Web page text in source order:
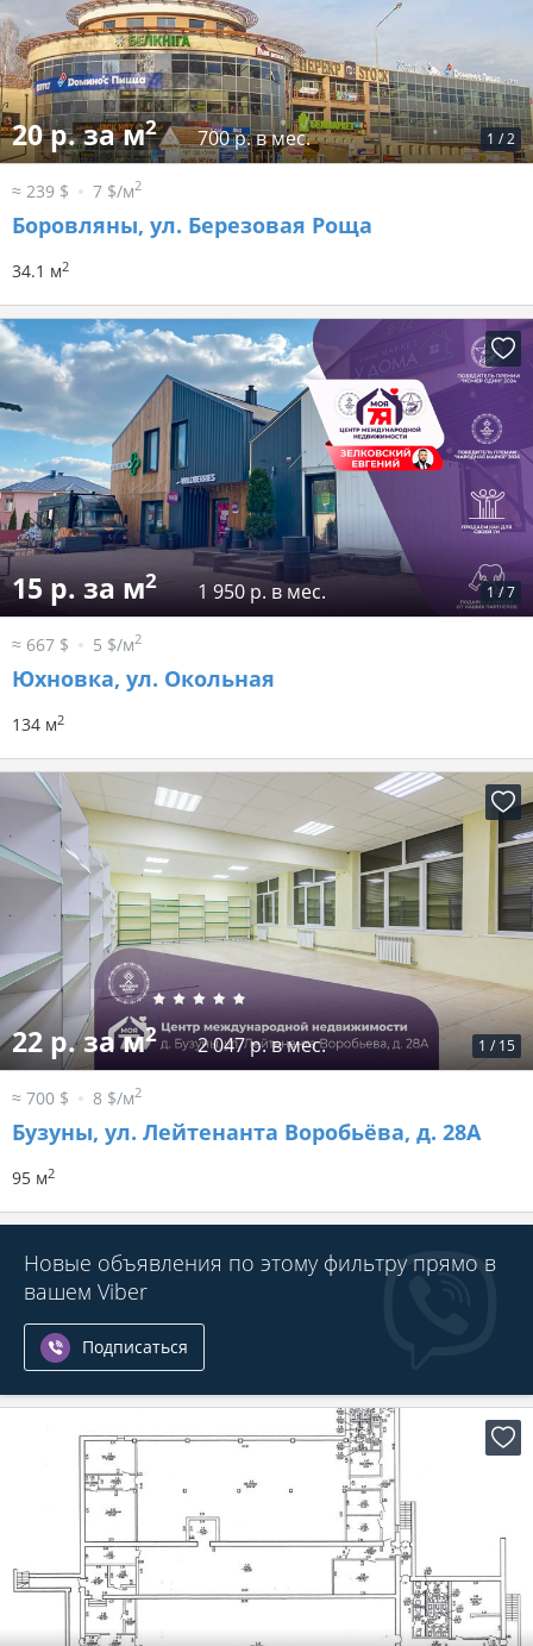
1 /2
20 р. за м2 700 р. в мес.
≈ 239 $ 7 $/м2
Боровляны, ул. Березовая Роща
34.1 м2
1 /7
15 р. за м2 1 950 р. в мес.
≈ 667 $ 5 $/м2
Юхновка, ул. Окольная
134 м2
1 / 15
22 р. за м2 2 047 р. в мес.
≈ 700 $ 8 $/м2
Бузуны, ул. Лейтенанта Воробьёва, д. 28А
95 м2
Новые объявления по этому фильтру прямо в
вашем Viber
Подписаться